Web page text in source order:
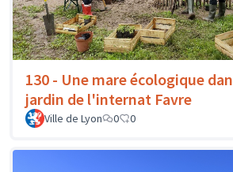
130 - Une mare écologique
jardin de l'internat Favre
Ville de Lyon 0 0